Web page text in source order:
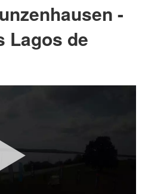
-
Lagos de